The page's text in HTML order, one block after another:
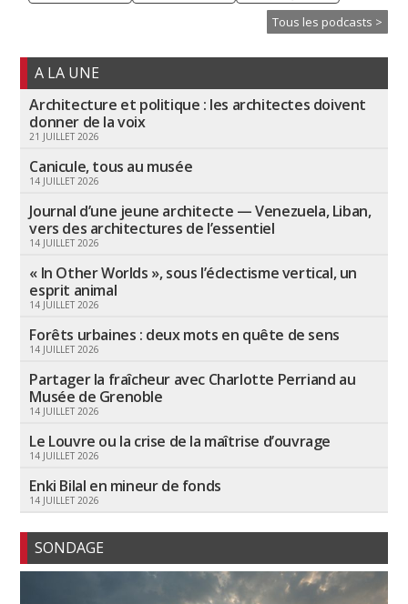
Tous les podcasts >
A LA UNE
Architecture et politique : les architectes doivent
donner de la voix
21 JUILLET 2026
Canicule, tous au musée
14 JUILLET 2026
Journal d’une jeune architecte — Venezuela, Liban,
vers des architectures de l’essentiel
14 JUILLET 2026
« In Other Worlds », sous l’éclectisme vertical, un
esprit animal
14 JUILLET 2026
Forêts urbaines : deux mots en quête de sens
14 JUILLET 2026
Partager la fraîcheur avec Charlotte Perriand au
Musée de Grenoble
14 JUILLET 2026
Le Louvre ou la crise de la maîtrise d’ouvrage
14 JUILLET 2026
Enki Bilal en mineur de fonds
14 JUILLET 2026
SONDAGE